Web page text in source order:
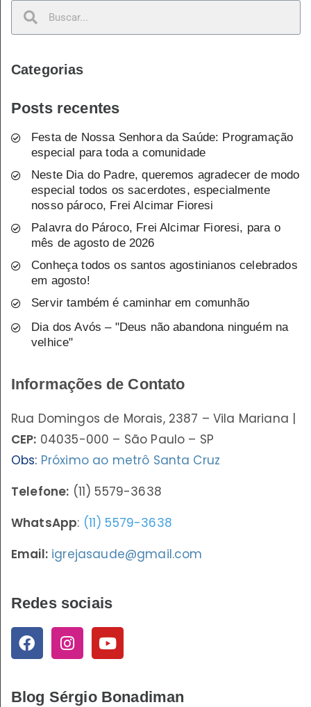
Categorias
Posts recentes
Festa de Nossa Senhora da Saúde: Programação
especial para toda a comunidade
Neste Dia do Padre, queremos agradecer de modo
especial todos os sacerdotes, especialmente
nosso pároco, Frei Alcimar Fioresi
Palavra do Pároco, Frei Alcimar Fioresi, para o
mês de agosto de 2026
Conheça todos os santos agostinianos celebrados
em agosto!
Servir também é caminhar em comunhão
Dia dos Avós – "Deus não abandona ninguém na
velhice"
Informações de Contato
Rua Domingos de Morais, 2387 – Vila Mariana |
CEP: 04035-000 – São Paulo – SP
Obs: Próximo ao metrô Santa Cruz
Telefone: (11) 5579-3638
WhatsApp: (11) 5579-3638
Email: igrejasaude@gmail.com
Redes sociais
Blog Sérgio Bonadiman